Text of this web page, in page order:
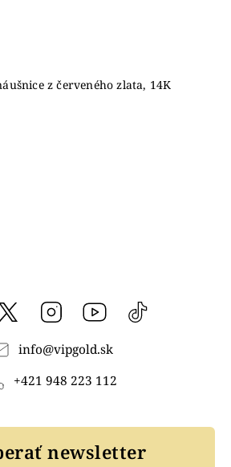
z červeného zlata, 14K
vipgoldsk Instagram YouTube
info@vipgold.sk
+421 948 223 112
newsletter